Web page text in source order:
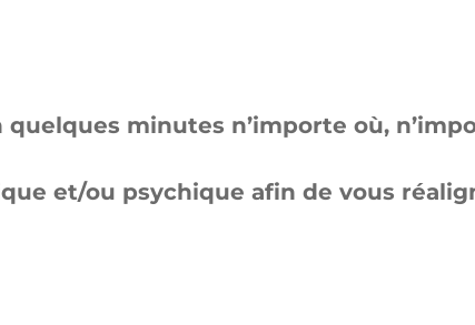
minutes n’importe où,
et/ou psychique afin de vous